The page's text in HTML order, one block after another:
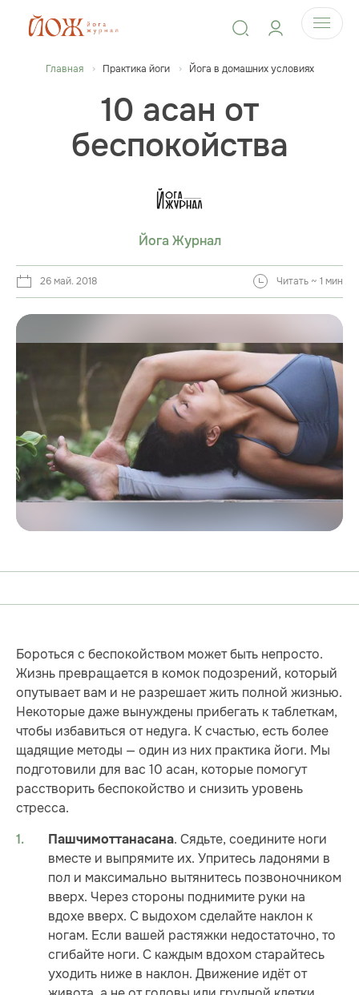
Главная Практика йоги Йога в домашних условиях
10 асан от
беспокойства
Йога Журнал
26 май. 2018 Читать ~ 1 мин
Бороться с беспокойством может быть непросто.
Жизнь превращается в комок подозрений, который
опутывает вам и не разрешает жить полной жизнью.
Некоторые даже вынуждены прибегать к таблеткам,
чтобы избавиться от недуга. К счастью, есть более
щадящие методы — один из них практика йоги. Мы
подготовили для вас 10 асан, которые помогут
расстворить беспокойство и снизить уровень
стресса.
Пашчимоттанасана. Сядьте, соедините ноги
вместе и выпрямите их. Упритесь ладонями в
пол и максимально вытянитесь позвоночником
вверх. Через стороны поднимите руки на
вдохе вверх. С выдохом сделайте наклон к
ногам. Если вашей растяжки недостаточно, то
сгибайте ноги. С каждым вдохом старайтесь
уходить ниже в наклон. Движение идёт от